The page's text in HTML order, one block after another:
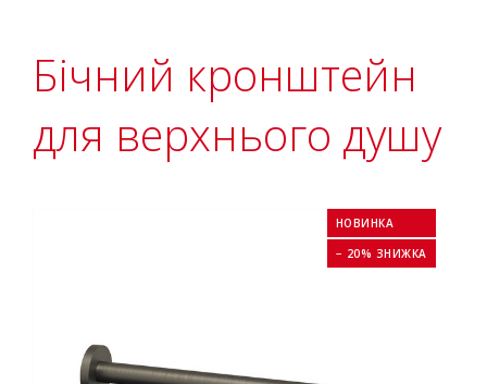
Бічний кронштейн
для верхнього душу
НОВИНКА
− 20% ЗНИЖКА